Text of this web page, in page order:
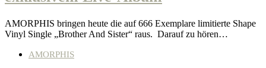
AMORPHIS bringen heute die auf 666 Exemplare limitierte Shape
Vinyl Single „Brother And Sister“ raus. Darauf zu hören…
AMORPHIS